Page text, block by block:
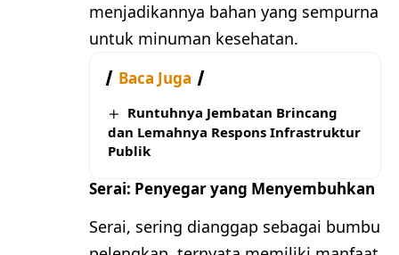
menjadikannya bahan yang sempurna
untuk minuman kesehatan.
Baca Juga
Runtuhnya Jembatan Brincang
dan Lemahnya Respons Infrastruktur
Publik
Serai: Penyegar yang Menyembuhkan
Serai, sering dianggap sebagai bumbu